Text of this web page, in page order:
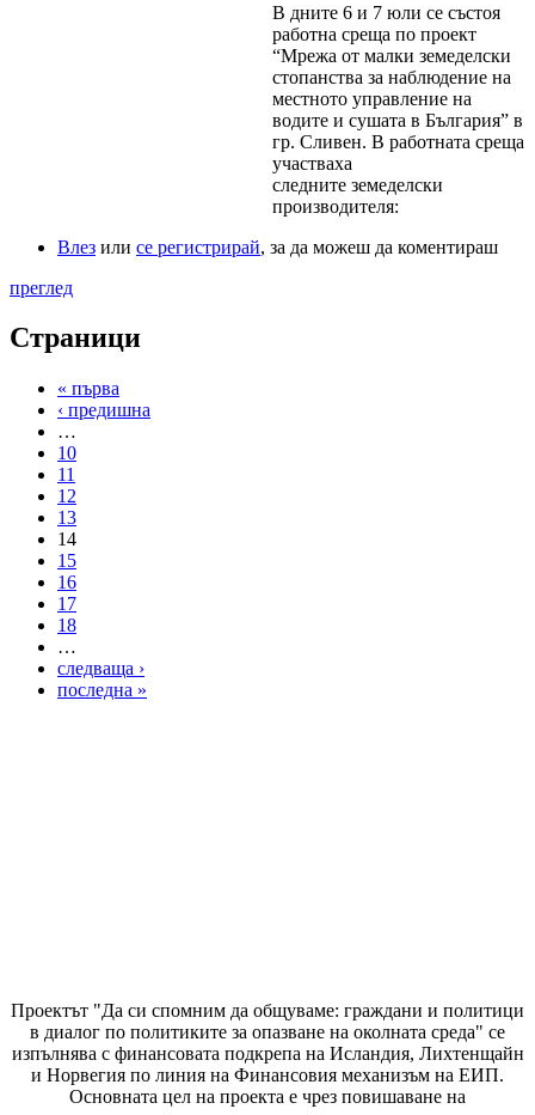
В дните 6 и 7 юли се състоя
работна среща по проект
“Мрежа от малки земеделски
стопанства за наблюдение на
местното управление на
водите и сушата в България” в
гр. Сливен. В работната среща
участваха
следните земеделски
производителя:
Влез или се регистрирай, за да можеш да коментираш
преглед
Страници
« първа
‹ предишна
…
10
11
12
13
14
15
16
17
18
…
следваща ›
последна »
Проектът "Да си спомним да общуваме: граждани и политици
в диалог по политиките за опазване на околната среда" се
изпълнява с финансовата подкрепа на Исландия, Лихтенщайн
и Норвегия по линия на Финансовия механизъм на ЕИП.
Основната цел на проекта е чрез повишаване на